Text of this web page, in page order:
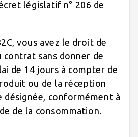
législatif n° 206 de
vous avez le droit de
sans donner de
de 14 jours à compter de
ou de la réception
désignée, conformément à
de la consommation.